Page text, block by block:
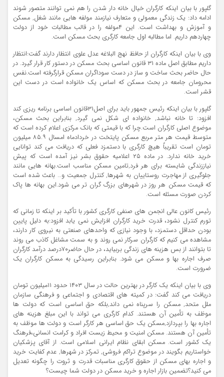
گلپور با بیان اینکه کارگران خیال خانه دار شدن را هم نمی توانند متصور شوند
ادامه داد: یک زندگی معمولی و متعارف نیازمند مولفه هایی مانند شغل, مسکن
و آموزش و بهداشت است. این ۴مولفه را در قالب مطالبات خود از دولت
چهاردهم داریم. اما مطالبه اول جامعه کارگری بحث مسکن است.
وی با بیان اینکه کارگران از حافظ نهج البلاغه عدل علوی انتظار دارند گفت:انتظار
داریم مطابق اصل ماده ۳۱ قانون اساسی بحث مسکن در دستور کار قرار گیرد. در
حال حاضر بحث ساخت و ساز در دست سوداگران مسکن قرارگرفته است.نفس
محرومان جامعه در بحث مسکن که اساس یک خانواده است در دست این
قشر است.
گلپور با بیان اینکه رئیس جمهور باید برای اصل۳۱قانون اساسی برنامه ریزی کند
افزود: تا خانه نباشد, خانواده ای شکل نمی گیرد, بنابراین بحث مسکن،
موضوع اصلی کارگران است.چرا که با قیمتی که بانک مرکزی اعلام کرده است که
متوسط قیمت هر متر مربع مسکن پایتخت در خردادماه امسال ۸۵.۹ میلیون
تومان است تقریباٌ‌ هیچ کارگری با دستمزد فعلی که دریافت می کند توانایی
خرید خانه ندارد. در ماده ۲۵ اعلامیه حقوق بشر نیز آمده است که پیش
نیاززندگی شایسته برای هر فرد,تامین مسکن مناسب است.بهانه هایی مانند
جلوگیری از مهاجرت روستاییان به شهرها, کنترل جمعیت و… باعث شده است
که قیمت مسکن هر روز در شهرهای بزرگ گران تر می شود.این بهانه ها پاک
کردن صورت مسئله است.
رئیس کانون عالی انجمن های صنفی کارگری کشور با تأکید بر اینکه تا زمانی که
تورم کنترل نشود، قدرت خرید کارگران افزایش نمی یابد افزود:به دلیل پایین
بودن حداقل دستمزد،‌ با وجود نیازی که واحدهای صنعتی به نیروی کار دارند،
مشاهده می کنیم که کارگران سرکار نمی روند و به سمت مشاغل کاذب می روند
تا بتوانند از بس هزینه های زندگی بربیاید، در حال حاضر۷۰درصد درآمد کارگران
صرف اجاره بها و مسکن می شود. بنابراین رسیدگی به مسکن کارگران یک
ضرورت است.
وی با بیان اینکه یک کارگر در بهترین حالت در سال ۱۴۰۳ حدود ۱۱میلیون تومان
دریافت می کند گفت: در کمیته های اقتصادی و اجتماعی و فرهنگی سازمان
ملل متحد, مسکن را سرپناه نمی داند,‌بلکه حق اساسی است که دولت ها
موظف به تأمین آن هستند. کدام کارگری می تواند با این مبلغ هزینه های
اجاره بها را بپردازد,مسکن یک حق اساسی هر کارگر است و دولت ها موظف به
تأمین آن هستند. مسکن امنیت و محیط زیست افراد و کرامت انسانی،فرهنگ
یک کشور است. مسکن ابقای نظام ایرانی اسلامی است. از آقای پزشکیان
خواستاریم بگویند در موضوع تراکم فروشی, تمرکز در شهرها, عدم کفایت خرید
و اجاره بهای مسکن از حقوق کارگری مناسبات قدرت و ثروت را چگونه تعدیل
می کنید؟تضمین بازار اجاره و خرید مسکن در دولت شما چیست؟